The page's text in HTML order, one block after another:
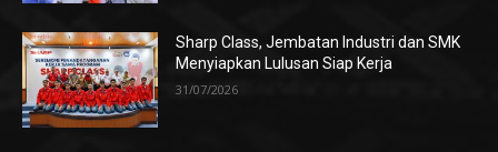
Sharp Class, Jembatan Industri dan SMK
Menyiapkan Lulusan Siap Kerja
31/07/2026